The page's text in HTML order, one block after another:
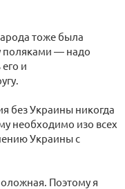
тоже была
поляками — надо
и
без Украины никогда
необходимо изо всех
Украины с
Поэтому я